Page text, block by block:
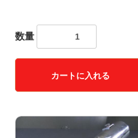
数量
カートに入れる